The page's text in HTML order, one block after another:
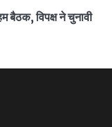
बैठक, विपक्ष ने चुनावी